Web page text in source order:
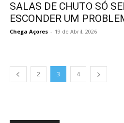
SALAS DE CHUTO SÓ
ESCONDER UM
Chega Açores - 19 de Abril, 2026
2 3 4